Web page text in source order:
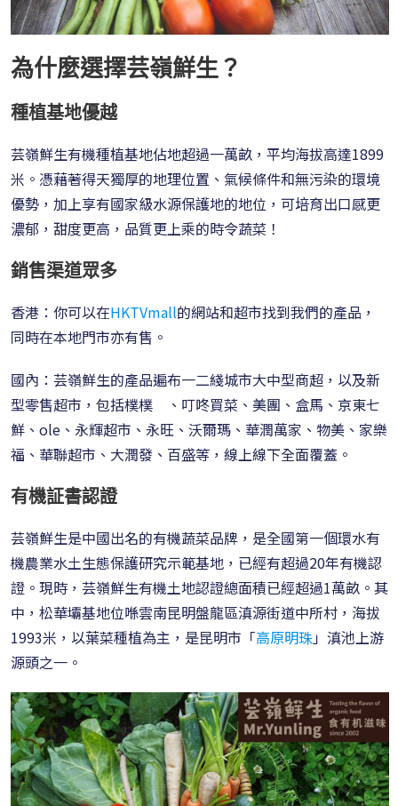
為什麼選擇芸嶺鮮生？
種植基地優越
芸嶺鮮生有機種植基地佔地超過一萬畝，平均海拔高達1899
米。憑藉著得天獨厚的地理位置、氣候條件和無污染的環境
優勢，加上享有國家級水源保護地的地位，可培育出口感更
濃郁，甜度更高，品質更上乘的時令蔬菜！
銷售渠道眾多
香港：你可以在HKTVmall的網站和超市找到我們的產品，
同時在本地門市亦有售。
國內： 芸嶺鮮生的產品遍布一二綫城市大中型商超，以及新
型零售超市，包括樸樸
、叮咚買菜、美團、盒馬、京東七
鮮、ole、永輝超市、永旺、沃爾瑪、華潤萬家、物美、家樂
福、華聯超市、大潤發、百盛等，線上線下全面覆蓋。
有機証書認證
芸嶺鮮生是中國出名的有機蔬菜品牌，是全國第一個環水有
機農業水土生態保護研究示範基地，已經有超過20年有機認
證。現時，芸嶺鮮生有機土地認證總面積已經超過1萬畝。其
中，松華壩基地位喺雲南昆明盤龍區滇源街道中所村，海拔
1993米，以葉菜種植為主，是昆明市「高原明珠」滇池上游
源頭之一。